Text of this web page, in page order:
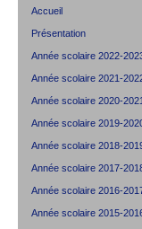
Accueil
Présentation
Année scolaire 2022-
Année scolaire 2021-
Année scolaire 2020-2021
Année scolaire 2019-
Année scolaire 2018-
Année scolaire 2017-
Année scolaire 2016-
Année scolaire 2015-